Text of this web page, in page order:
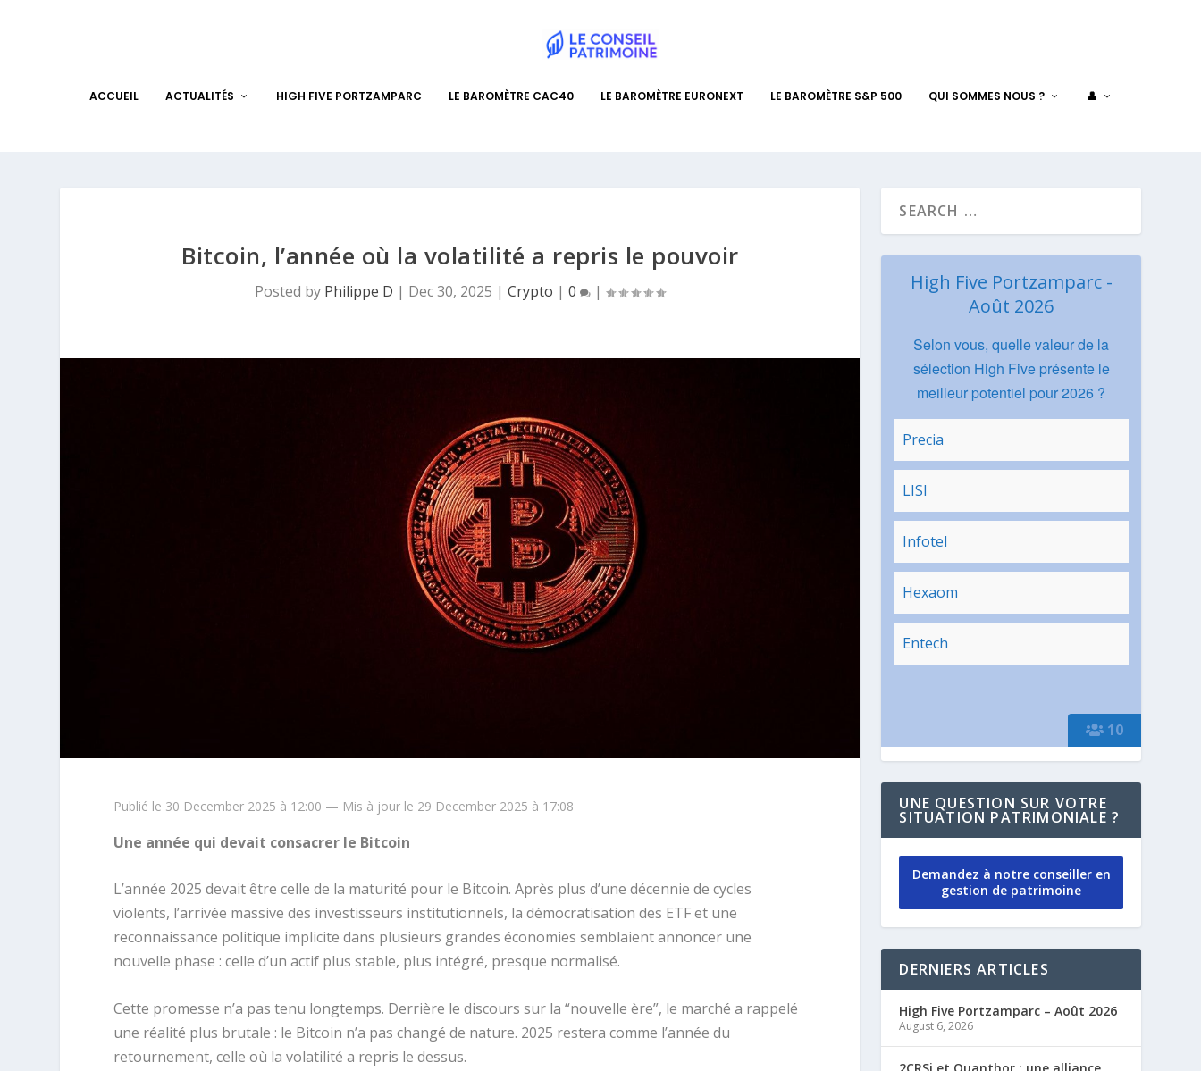
ACCUEIL ACTUALITÉS HIGH FIVE PORTZAMPARC LE BAROMÈTRE CAC40 LE BAROMÈTRE EURONEXT LE BAROMÈTRE S&P 500 QUI SOMMES NOUS ? 👤
Bitcoin, l’année où la volatilité a repris le pouvoir
Posted by Philippe D | Dec 30, 2025 |Crypto |0 |
Publié le 30 December 2025 à 12:00 — Mis à jour le 29 December 2025 à 17:08
Une année qui devait consacrer le Bitcoin
L’année 2025 devait être celle de la maturité pour le Bitcoin. Après plus d’une décennie de cycles
violents, l’arrivée massive des investisseurs institutionnels, la démocratisation des ETF et une
reconnaissance politique implicite dans plusieurs grandes économies semblaient annoncer une
nouvelle phase : celle d’un actif plus stable, plus intégré, presque normalisé.
Cette promesse n’a pas tenu longtemps. Derrière le discours sur la “nouvelle ère”, le marché a rappelé
une réalité plus brutale : le Bitcoin n’a pas changé de nature. 2025 restera comme l’année du
retournement, celle où la volatilité a repris le dessus.
10
High Five Portzamparc -
Août 2026
Selon vous, quelle valeur de la
sélection High Five présente le
meilleur potentiel pour 2026 ?
Precia
LISI
Infotel
Hexaom
Entech
UNE QUESTION SUR VOTRE
SITUATION PATRIMONIALE ?
Demandez à notre conseiller en
gestion de patrimoine
DERNIERS ARTICLES
High Five Portzamparc – Août 2026
August 6, 2026